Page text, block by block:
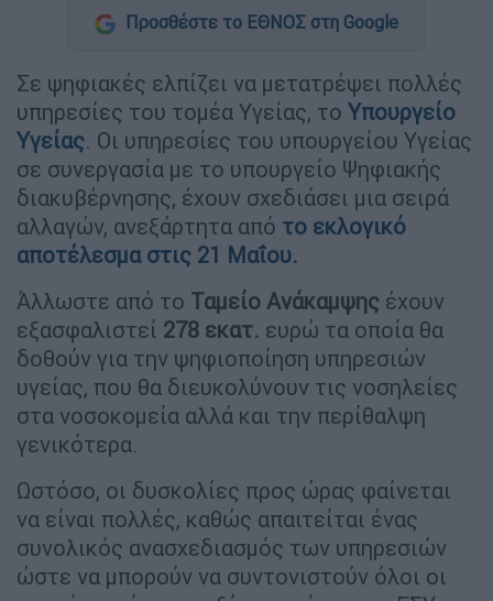
Προσθέστε το ΕΘΝΟΣ στη Google
Σε ψηφιακές ελπίζει να μετατρέψει πολλές
υπηρεσίες του τομέα Υγείας, το Υπουργείο
Υγείας. Οι υπηρεσίες του υπουργείου Υγείας
σε συνεργασία με το υπουργείο Ψηφιακής
διακυβέρνησης, έχουν σχεδιάσει μια σειρά
αλλαγών, ανεξάρτητα από το εκλογικό
αποτέλεσμα στις 21 Μαΐου.
Άλλωστε από το Ταμείο Ανάκαμψης έχουν
εξασφαλιστεί 278 εκατ. ευρώ τα οποία θα
δοθούν για την ψηφιοποίηση υπηρεσιών
υγείας, που θα διευκολύνουν τις νοσηλείες
στα νοσοκομεία αλλά και την περίθαλψη
γενικότερα.
Ωστόσο, οι δυσκολίες προς ώρας φαίνεται
να είναι πολλές, καθώς απαιτείται ένας
συνολικός ανασχεδιασμός των υπηρεσιών
ώστε να μπορούν να συντονιστούν όλοι οι